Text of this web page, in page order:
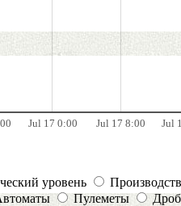
Jul 17 0:00 Jul 17 8:00 Jul
уровень
Пулеметы